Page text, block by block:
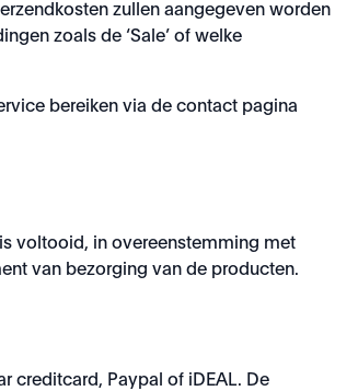
zullen aangegeven worden
zoals de ‘Sale’ of welke
bereiken via de contact pagina
voltooid, in overeenstemming met
van bezorging van de producten.
creditcard, Paypal of iDEAL. De